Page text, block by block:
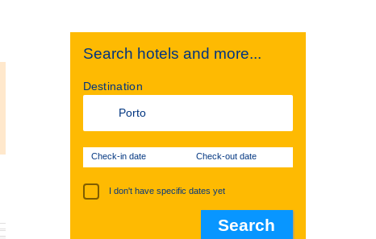
Search hotels and more...
Destination
Check-in date Check-out date
I don't have specific dates yet